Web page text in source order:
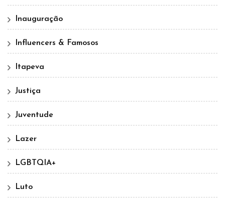
Inauguração
Influencers & Famosos
Itapeva
Justiça
Juventude
Lazer
LGBTQIA+
Luto